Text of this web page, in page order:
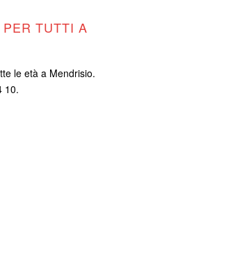
TUTTI A
le età a Mendrisio.
10.